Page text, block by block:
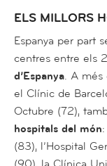
ELS MILLORS
Espanya per part
centres entre els
d’Espanya. A més
el Clínic de
Octubre (72),
hospitals del món
(83), l’Hospital